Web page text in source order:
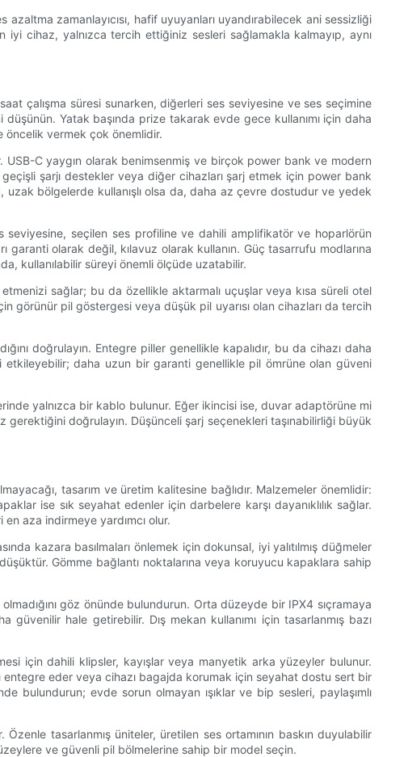
azaltma zamanlayıcısı, hafif uyuyanları uyandırabilecek ani sessizliği
cihaz, yalnızca tercih ettiğiniz sesleri sağlamakla kalmayıp, aynı
çalışma süresi sunarken, diğerleri ses seviyesine ve ses seçimine
Yatak başında prize takarak evde gece kullanımı için daha
öncelik vermek çok önemlidir.
C yaygın olarak benimsenmiş ve birçok power bank ve modern
şarjı destekler veya diğer cihazları şarj etmek için power bank
bölgelerde kullanışlı olsa da, daha az çevre dostudur ve yedek
seçilen ses profiline ve dahili amplifikatör ve hoparlörün
garanti olarak değil, kılavuz olarak kullanın. Güç tasarrufu modlarına
kullanılabilir süreyi önemli ölçüde uzatabilir.
sağlar; bu da özellikle aktarmalı uçuşlar veya kısa süreli otel
görünür pil göstergesi veya düşük pil uyarısı olan cihazları da tercih
doğrulayın. Entegre piller genellikle kapalıdır, bu da cihazı daha
etkileyebilir; daha uzun bir garanti genellikle pil ömrüne olan güveni
yalnızca bir kablo bulunur. Eğer ikincisi ise, duvar adaptörüne mi
doğrulayın. Düşünceli şarj seçenekleri taşınabilirliği büyük
tasarım ve üretim kalitesine bağlıdır. Malzemeler önemlidir:
ise sık seyahat edenler için darbelere karşı dayanıklılık sağlar.
aza indirmeye yardımcı olur.
kazara basılmaları önlemek için dokunsal, iyi yalıtılmış düğmeler
Gömme bağlantı noktalarına veya koruyucu kapaklara sahip
göz önünde bulundurun. Orta düzeyde bir IPX4 sıçramaya
hale getirebilir. Dış mekan kullanımı için tasarlanmış bazı
için dahili klipsler, kayışlar veya manyetik arka yüzeyler bulunur.
entegre eder veya cihazı bagajda korumak için seyahat dostu sert bir
bulundurun; evde sorun olmayan ışıklar ve bip sesleri, paylaşımlı
tasarlanmış üniteler, üretilen ses ortamının baskın duyulabilir
ve güvenli pil bölmelerine sahip bir model seçin.